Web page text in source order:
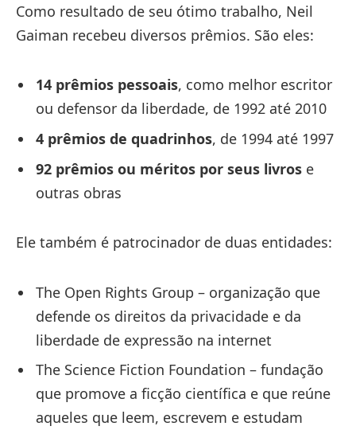
Como resultado de seu ótimo trabalho, Neil
Gaiman recebeu diversos prêmios. São eles:
14 prêmios pessoais, como melhor escritor
ou defensor da liberdade, de 1992 até 2010
4 prêmios de quadrinhos, de 1994 até 1997
92 prêmios ou méritos por seus livros e
outras obras
Ele também é patrocinador de duas entidades:
The Open Rights Group – organização que
defende os direitos da privacidade e da
liberdade de expressão na internet
The Science Fiction Foundation – fundação
que promove a ficção científica e que reúne
aqueles que leem, escrevem e estudam